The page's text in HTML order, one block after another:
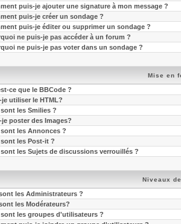
puis-je ajouter une signature à mon message ?
puis-je créer un sondage ?
puis-je éditer ou supprimer un sondage ?
ne puis-je pas accéder à un forum ?
ne puis-je pas voter dans un sondage ?
Mise en
ce que le BBCode ?
je utiliser le HTML?
les Smilies ?
je poster des Images?
les Annonces ?
les Post-it ?
les Sujets de discussions verrouillés ?
Niveaux
les Administrateurs ?
les Modérateurs?
sont les groupes d'utilisateurs ?